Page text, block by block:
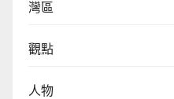
灣區
觀點
人物